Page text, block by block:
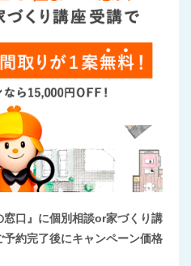
窓口』に個別相談or家づくり講
約完了後にキャンペーン価格